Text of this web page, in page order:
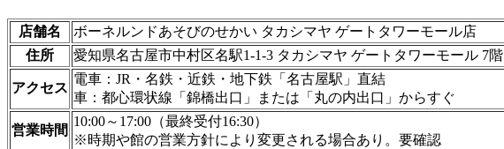
店舗名
ボーネルンドあそびのせかい タカシマヤ ゲートタワーモール店
住所
愛知県名古屋市中村区名駅1-1-3 タカシマヤ ゲートタワーモール 7階
アクセス
電車：JR・名鉄・近鉄・地下鉄「名古屋駅」直結
車：都心環状線「錦橋出口」または「丸の内出口」からすぐ
営業時間
10:00～17:00（最終受付16:30）
※時期や館の営業方針により変更される場合あり。要確認